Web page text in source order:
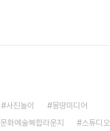
사진놀이
몽땅미디어
문화예술복합라운지
스튜디오